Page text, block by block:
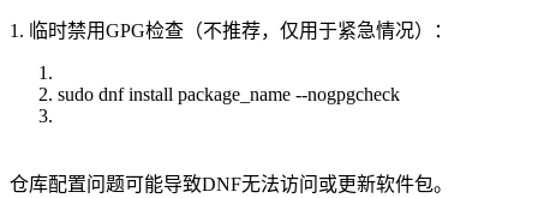
1. 临时禁用GPG检查（不推荐，仅用于紧急情况）：
sudo dnf install package_name --nogpgcheck
仓库配置问题可能导致DNF无法访问或更新软件包。